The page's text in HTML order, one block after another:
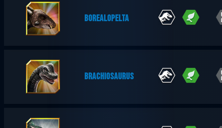
BOREALOPELTA
BRACHIOSAURUS